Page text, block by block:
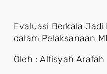
Evaluasi Berkala
dalam Pelaksanaan
Oleh : Alfisyah Arafah